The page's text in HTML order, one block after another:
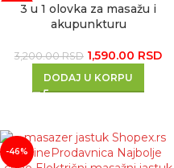
-50%3 u 1 olovka za masažu i
akupunkturu
3,200.00RSD 1,590.00 RSD
DODAJ U KORPU
-46%